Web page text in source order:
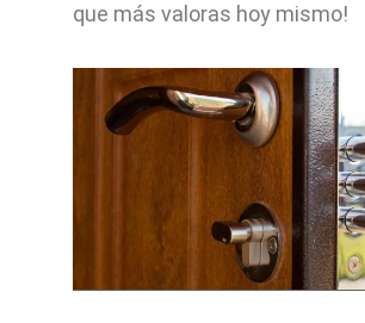
que más valoras hoy mismo!